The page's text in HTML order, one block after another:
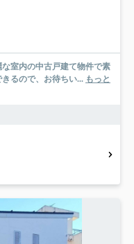
な室内の中古戸建て物件で素
るので、お待ちい... もっと